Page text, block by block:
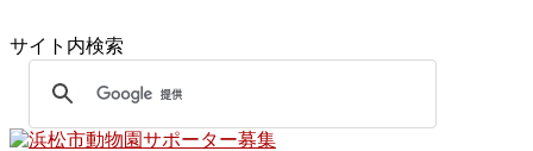
サイト内検索